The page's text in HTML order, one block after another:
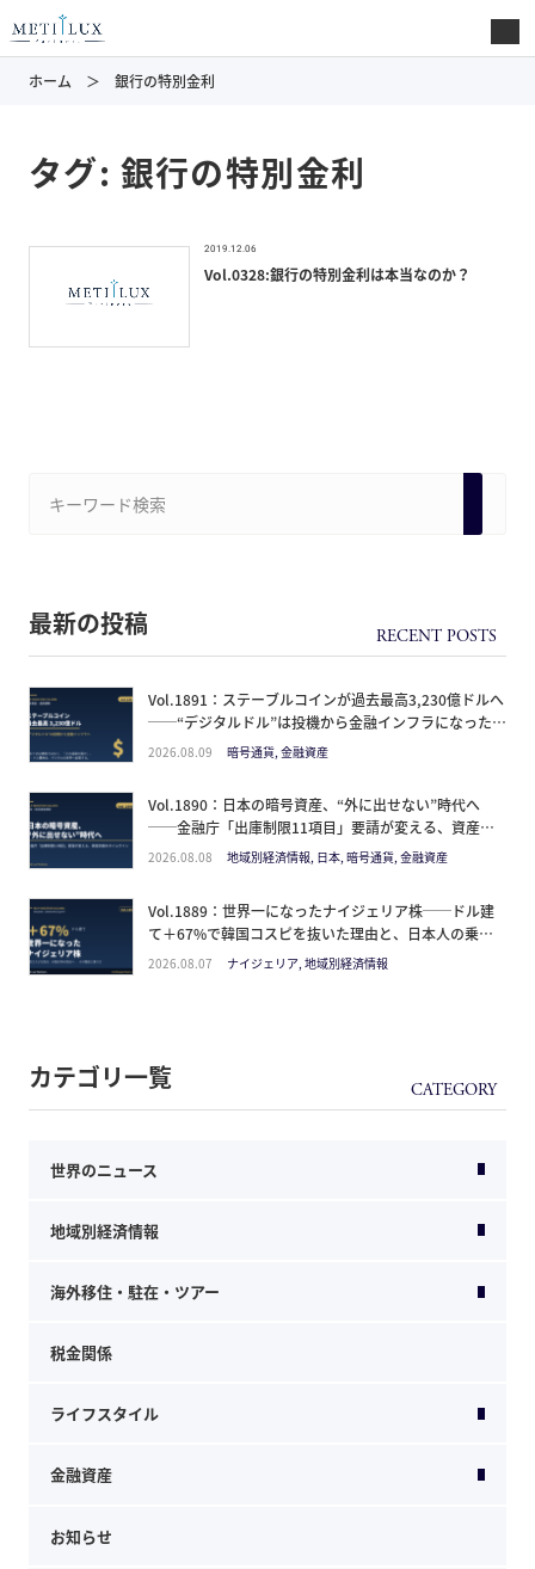
ホーム 銀行の特別金利
タグ: 銀行の特別金利
2019.12.06
Vol.0328:銀行の特別金利は本当なのか？
最新の投稿
Vol.1891：ステーブルコインが過去最高3,230億ドルへ
──“デジタルドル”は投機から金融インフラになった。
日本人が見るべきは価格ではなく「どの通貨の器か」
2026.08.09 暗号通貨, 金融資産
Vol.1890：日本の暗号資産、“外に出せない”時代へ
──金融庁「出庫制限11項目」要請が変える、資産防
衛のタイムライン
2026.08.08 地域別経済情報, 日本, 暗号通貨, 金融資産
Vol.1889：世界一になったナイジェリア株──ドル建
て＋67%で韓国コスピを抜いた理由と、日本人の乗り
方
2026.08.07 ナイジェリア, 地域別経済情報
カテゴリ一覧
世界のニュース
地域別経済情報
海外移住・駐在・ツアー
税金関係
ライフスタイル
金融資産
お知らせ